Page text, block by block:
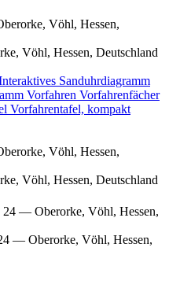
Vöhl, Hessen,
Vöhl, Hessen, Deutschland
Sanduhrdiagramm
Vorfahren Vorfahrenfächer
Vorfahrentafel, kompakt
Vöhl, Hessen,
Vöhl, Hessen, Deutschland
24 — Oberorke, Vöhl, Hessen,
— Oberorke, Vöhl, Hessen,